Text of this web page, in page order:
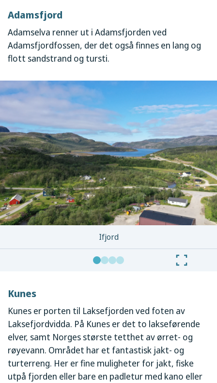
Adamsfjord
Adamselva renner ut i Adamsfjorden ved
Adamsfjordfossen, der det også finnes en lang og
flott sandstrand og tursti.
Ifjord
Kunes
Kunes er porten til Laksefjorden ved foten av
Laksefjordvidda. På Kunes er det to lakseførende
elver, samt Norges største tetthet av ørret- og
røyevann. Området har et fantastisk jakt- og
turterreng. Her er fine muligheter for jakt, fiske
utpå fjorden eller bare en padletur med kano eller